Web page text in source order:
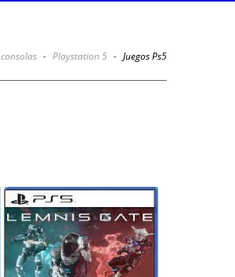
- Playstation 5 - Juegos Ps5